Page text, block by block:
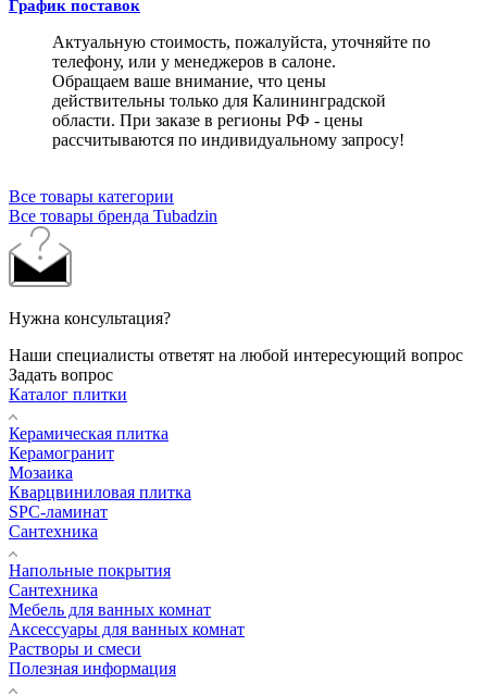
График поставок
Актуальную стоимость, пожалуйста, уточняйте по
телефону, или у менеджеров в салоне.
Обращаем ваше внимание, что цены
действительны только для Калининградской
области. При заказе в регионы РФ - цены
рассчитываются по индивидуальному запросу!
Все товары категории
Все товары бренда Tubadzin
Нужна консультация?
Наши специалисты ответят на любой интересующий вопрос
Задать вопрос
Каталог плитки
Керамическая плитка
Керамогранит
Мозаика
Кварцвиниловая плитка
SPC-ламинат
Сантехника
Напольные покрытия
Сантехника
Мебель для ванных комнат
Аксессуары для ванных комнат
Растворы и смеси
Полезная информация